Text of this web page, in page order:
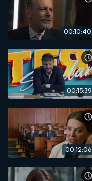
00:10:40
00:15:39
00:12:06